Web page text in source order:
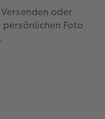
oder
Foto